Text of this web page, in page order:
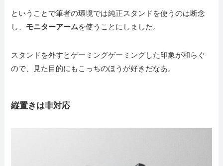
ということで筆者の環境では純正スタンドを使うのは断念
し、 モニターアームを使うことにしました。
スタンドを外すとゲーミングゲーミングした印象が和らぐ
ので、見た目的にもこっちのほうが好きだなあ。
縦置きは非対応